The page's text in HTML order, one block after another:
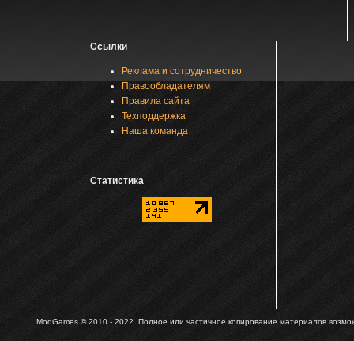
Ссылки
Реклама и сотрудничество
Правообладателям
Правила сайта
Техподдержка
Наша команда
Статистика
ModGames © 2010 - 2022. Полное или частичное копирование материалов